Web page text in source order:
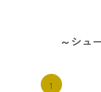
～シュ
1